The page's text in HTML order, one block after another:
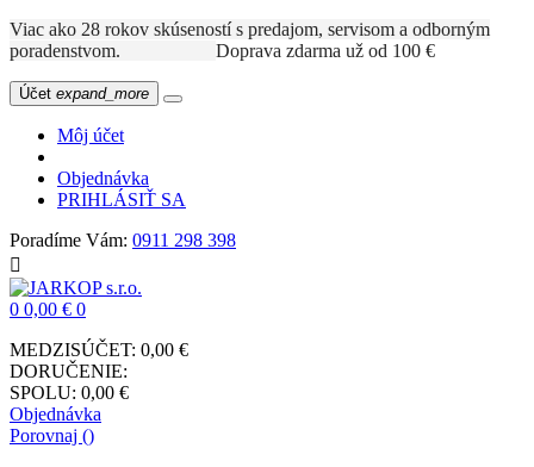
Viac ako 28 rokov skúseností s predajom, servisom a odborným
poradenstvom. Doprava zdarma už od 100 €
Účet expand_more
Môj účet
Objednávka
PRIHLÁSIŤ SA
Poradíme Vám: 0911 298 398

0 0,00 € 0
MEDZISÚČET: 0,00 €
DORUČENIE:
SPOLU: 0,00 €
Objednávka
Porovnaj ()